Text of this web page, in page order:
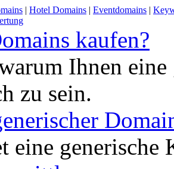
| Hotel Domains | Eventdomains |
kaufen?
Ihnen
zu sein.
eine